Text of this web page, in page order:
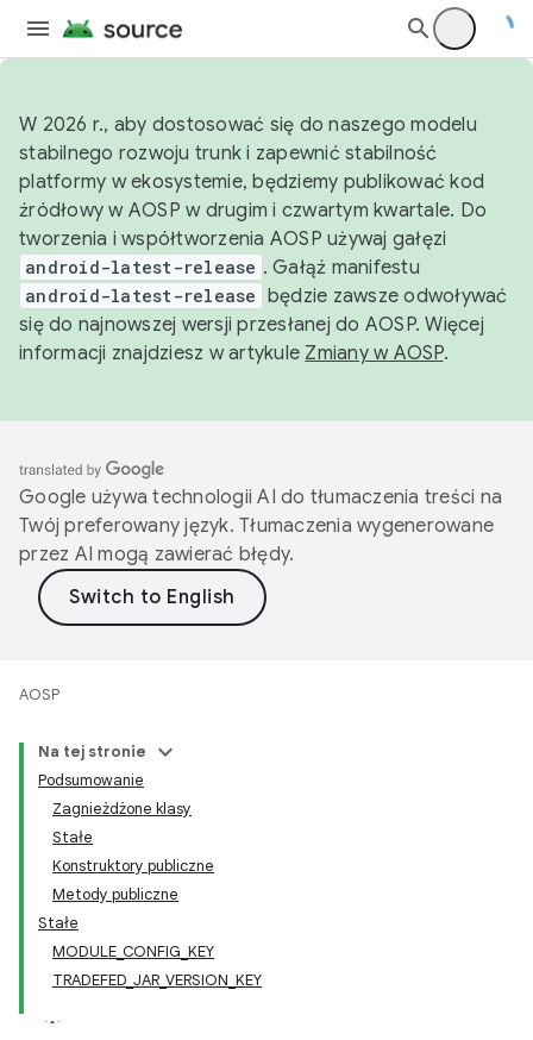
W 2026 r., aby dostosować się do naszego modelu
stabilnego rozwoju trunk i zapewnić stabilność
platformy w ekosystemie, będziemy publikować kod
źródłowy w AOSP w drugim i czwartym kwartale. Do
tworzenia i współtworzenia AOSP używaj gałęzi
android-latest-release . Gałąź manifestu
android-latest-release będzie zawsze odwoływać
się do najnowszej wersji przesłanej do AOSP. Więcej
informacji znajdziesz w artykule Zmiany w AOSP.
Google używa technologii AI do tłumaczenia treści na
Twój preferowany język. Tłumaczenia wygenerowane
przez AI mogą zawierać błędy.
AOSP
Na tej stronie
Podsumowanie
Zagnieżdżone klasy
Stałe
Konstruktory publiczne
Metody publiczne
Stałe
MODULE_CONFIG_KEY
TRADEFED_JAR_VERSION_KEY